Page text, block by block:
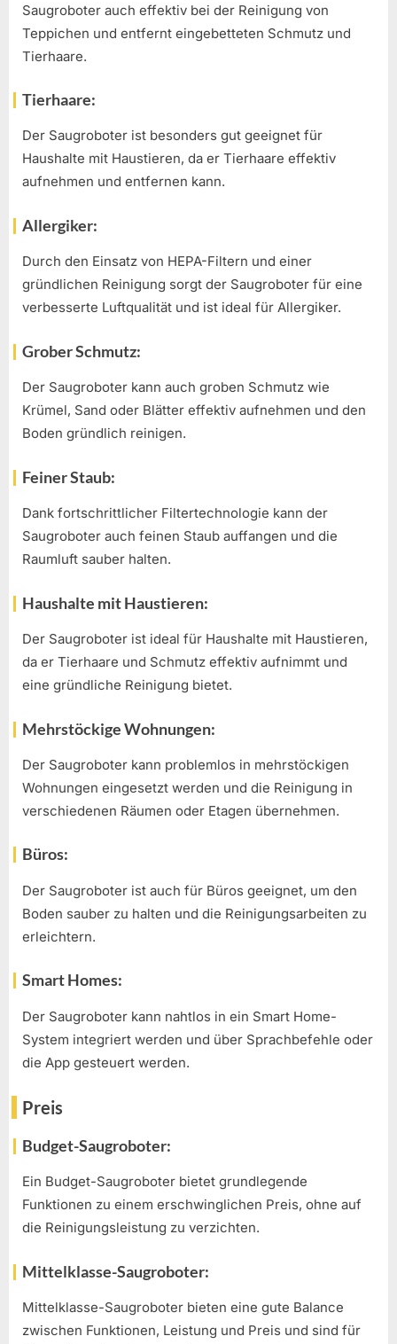
Saugroboter auch effektiv bei der Reinigung von
Teppichen und entfernt eingebetteten Schmutz und
Tierhaare.
Tierhaare:
Der Saugroboter ist besonders gut geeignet für
Haushalte mit Haustieren, da er Tierhaare effektiv
aufnehmen und entfernen kann.
Allergiker:
Durch den Einsatz von HEPA-Filtern und einer
gründlichen Reinigung sorgt der Saugroboter für eine
verbesserte Luftqualität und ist ideal für Allergiker.
Grober Schmutz:
Der Saugroboter kann auch groben Schmutz wie
Krümel, Sand oder Blätter effektiv aufnehmen und den
Boden gründlich reinigen.
Feiner Staub:
Dank fortschrittlicher Filtertechnologie kann der
Saugroboter auch feinen Staub auffangen und die
Raumluft sauber halten.
Haushalte mit Haustieren:
Der Saugroboter ist ideal für Haushalte mit Haustieren,
da er Tierhaare und Schmutz effektiv aufnimmt und
eine gründliche Reinigung bietet.
Mehrstöckige Wohnungen:
Der Saugroboter kann problemlos in mehrstöckigen
Wohnungen eingesetzt werden und die Reinigung in
verschiedenen Räumen oder Etagen übernehmen.
Büros:
Der Saugroboter ist auch für Büros geeignet, um den
Boden sauber zu halten und die Reinigungsarbeiten zu
erleichtern.
Smart Homes:
Der Saugroboter kann nahtlos in ein Smart Home-
System integriert werden und über Sprachbefehle oder
die App gesteuert werden.
Preis
Budget-Saugroboter:
Ein Budget-Saugroboter bietet grundlegende
Funktionen zu einem erschwinglichen Preis, ohne auf
die Reinigungsleistung zu verzichten.
Mittelklasse-Saugroboter:
Mittelklasse-Saugroboter bieten eine gute Balance
zwischen Funktionen, Leistung und Preis und sind für